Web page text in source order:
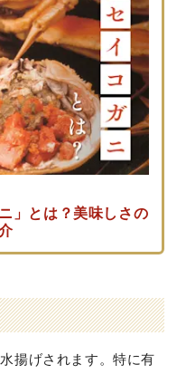
」とは？美味しさの
揚げされます。特に有